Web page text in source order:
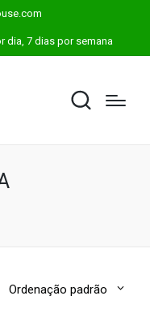
dia, 7 dias por semana
Ordenação padrão